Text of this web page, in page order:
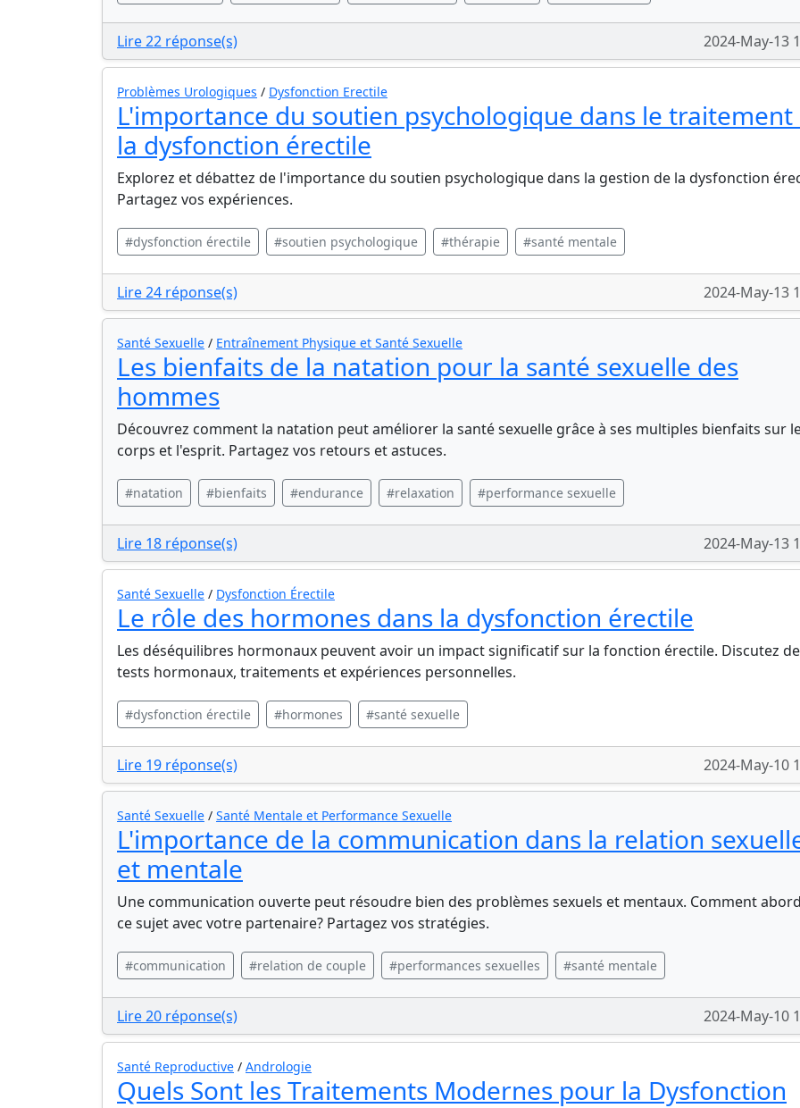
Lire 22 réponse(s) 2024-May-13
Problèmes Urologiques / Dysfonction Erectile
L'importance du soutien psychologique dans le traitement
la dysfonction érectile
Explorez et débattez de l'importance du soutien psychologique dans la gestion de la dysfonction
Partagez vos expériences.
#dysfonction érectile #soutien psychologique #thérapie #santé mentale
Lire 24 réponse(s) 2024-May-13
Santé Sexuelle / Entraînement Physique et Santé Sexuelle
Les bienfaits de la natation pour la santé sexuelle des
hommes
Découvrez comment la natation peut améliorer la santé sexuelle grâce à ses multiples bienfaits sur
corps et l'esprit. Partagez vos retours et astuces.
#natation #bienfaits #endurance #relaxation #performance sexuelle
Lire 18 réponse(s) 2024-May-13
Santé Sexuelle / Dysfonction Érectile
Le rôle des hormones dans la dysfonction érectile
Les déséquilibres hormonaux peuvent avoir un impact significatif sur la fonction érectile. Discutez de
tests hormonaux, traitements et expériences personnelles.
#dysfonction érectile #hormones #santé sexuelle
Lire 19 réponse(s) 2024-May-10
Santé Sexuelle / Santé Mentale et Performance Sexuelle
L'importance de la communication dans la relation
et mentale
Une communication ouverte peut résoudre bien des problèmes sexuels et mentaux. Comment
ce sujet avec votre partenaire? Partagez vos stratégies.
#communication #relation de couple #performances sexuelles #santé mentale
Lire 20 réponse(s) 2024-May-10
Santé Reproductive / Andrologie
Quels Sont les Traitements Modernes pour la Dysfonction